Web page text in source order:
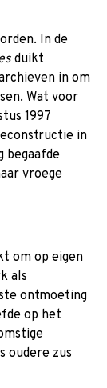
In de
duikt
in om
Wat voor
1997
in
begaafde
vroege
om op eigen
als
ontmoeting
op het
oudere zus